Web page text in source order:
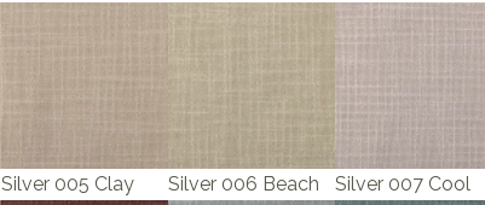
Silver 005 Clay Silver 006 Beach Silver 007 Cool